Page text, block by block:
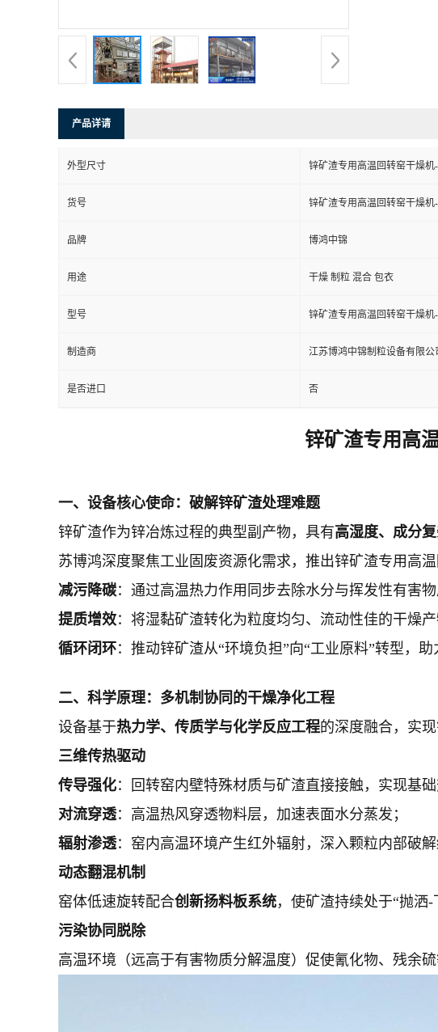
产品详请
外型尺寸 锌矿渣专用高温回转窑干燥机
货号 锌矿渣专用高温回转窑干燥机
品牌 博鸿中锦
用途 干燥 制粒 混合 包衣
型号 锌矿渣专用高温回转窑干燥机
制造商 江苏博鸿中锦制粒设备有限公
是否进口 否
锌矿渣专用高
一、 设备核心使命：破解锌矿渣处理难题
锌矿渣作为锌冶炼过程的典型副产物，具有高湿度、成分
苏博鸿深度聚焦工业固废资源化需求，推出锌矿渣专用高
减污降碳：通过高温热力作用同步去除水分与挥发性有害
提质增效：将湿黏矿渣转化为粒度均匀、流动性佳的干燥
循环闭环：推动锌矿渣从“环境负担”向“工业原料”转型，助
二、 科学原理：多机制协同的干燥净化工程
设备基于热力学、传质学与化学反应工程的深度融合，实
三维传热驱动
传导强化：回转窑内壁特殊材质与矿渣直接接触，实现基础
对流穿透：高温热风穿透物料层，加速表面水分蒸发；
辐射渗透：窑内高温环境产生红外辐射，深入颗粒内部破解
动态翻混机制
窑体低速旋转配合创新扬料板系统，使矿渣持续处于“抛洒
污染协同脱除
高温环境（远高于有害物质分解温度）促使氰化物、残余